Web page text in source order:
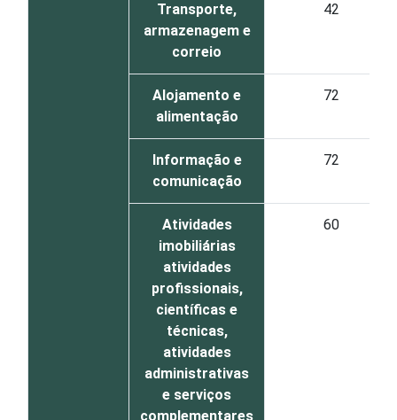
Transporte,
armazenagem e
correio
42
Alojamento e
alimentação
72
Informação e
comunicação
72
Atividades
imobiliárias
atividades
profissionais,
científicas e
técnicas,
atividades
administrativas
e serviços
complementares
60